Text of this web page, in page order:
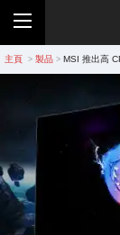
主頁 > 製品 > MSI 推出高